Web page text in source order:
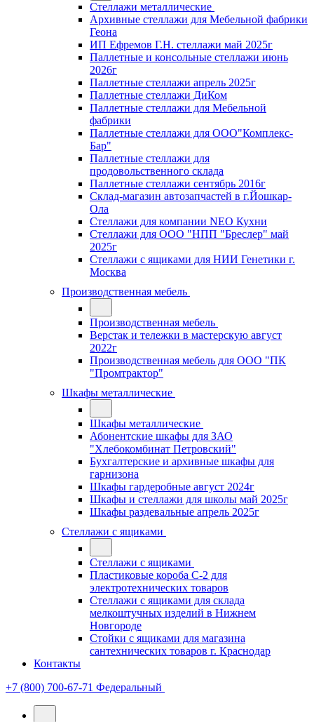
Стеллажи металлические
Архивные стеллажи для Мебельной фабрики
Геона
ИП Ефремов Г.Н. стеллажи май 2025г
Паллетные и консольные стеллажи июнь
2026г
Паллетные стеллажи апрель 2025г
Паллетные стеллажи ДиКом
Паллетные стеллажи для Мебельной
фабрики
Паллетные стеллажи для ООО"Комплекс-
Бар"
Паллетные стеллажи для
продовольственного склада
Паллетные стеллажи сентябрь 2016г
Склад-магазин автозапчастей в г.Йошкар-
Ола
Стеллажи для компании NEO Кухни
Стеллажи для ООО "НПП "Бреслер" май
2025г
Стеллажи с ящиками для НИИ Генетики г.
Москва
Производственная мебель
Производственная мебель
Верстак и тележки в мастерскую август
2022г
Производственная мебель для ООО "ПК
"Промтрактор"
Шкафы металлические
Шкафы металлические
Абонентские шкафы для ЗАО
"Хлебокомбинат Петровский"
Бухгалтерские и архивные шкафы для
гарнизона
Шкафы гардеробные август 2024г
Шкафы и стеллажи для школы май 2025г
Шкафы раздевальные апрель 2025г
Стеллажи с ящиками
Стеллажи с ящиками
Пластиковые короба С-2 для
электротехнических товаров
Стеллажи с ящиками для склада
мелкоштучных изделий в Нижнем
Новгороде
Стойки с ящиками для магазина
сантехнических товаров г. Краснодар
Контакты
+7 (800) 700-67-71 Федеральный